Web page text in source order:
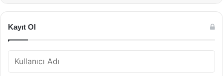
Kayıt Ol